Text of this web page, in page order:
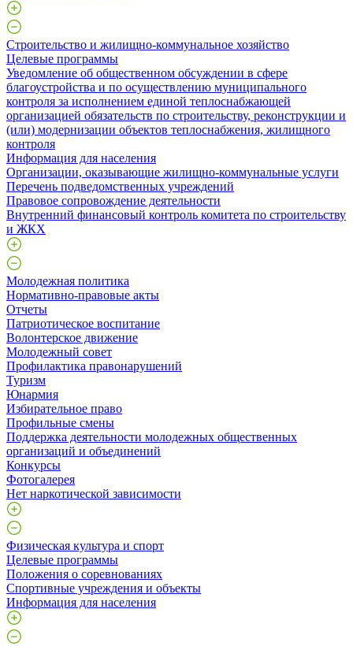
Строительство и жилищно-коммунальное хозяйство
Целевые программы
Уведомление об общественном обсуждении в сфере
благоустройства и по осуществлению муниципального
контроля за исполнением единой теплоснабжающей
организацией обязательств по строительству, реконструкции и
(или) модернизации объектов теплоснабжения, жилищного
контроля
Информация для населения
Организации, оказывающие жилищно-коммунальные услуги
Перечень подведомственных учреждений
Правовое сопровождение деятельности
Внутренний финансовый контроль комитета по строительству
и ЖКХ
Молодежная политика
Нормативно-правовые акты
Отчеты
Патриотическое воспитание
Волонтерское движение
Молодежный совет
Профилактика правонарушений
Туризм
Юнармия
Избирательное право
Профильные смены
Поддержка деятельности молодежных общественных
организаций и объединений
Конкурсы
Фотогалерея
Нет наркотической зависимости
Физическая культура и спорт
Целевые программы
Положения о соревнованиях
Спортивные учреждения и объекты
Информация для населения